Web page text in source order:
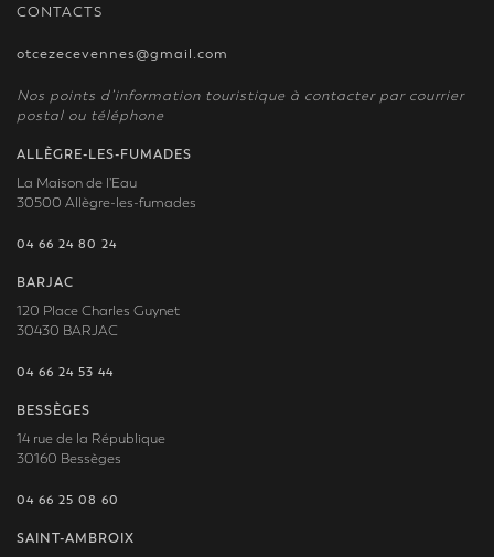
CONTACTS
otcezecevennes@gmail.com
Nos points d’information touristique à contacter par courrier
postal ou téléphone
ALLÈGRE-LES-FUMADES
La Maison de l'Eau
30500 Allègre-les-fumades
04 66 24 80 24
BARJAC
120 Place Charles Guynet
30430 BARJAC
04 66 24 53 44
BESSÈGES
14 rue de la République
30160 Bessèges
04 66 25 08 60
SAINT-AMBROIX